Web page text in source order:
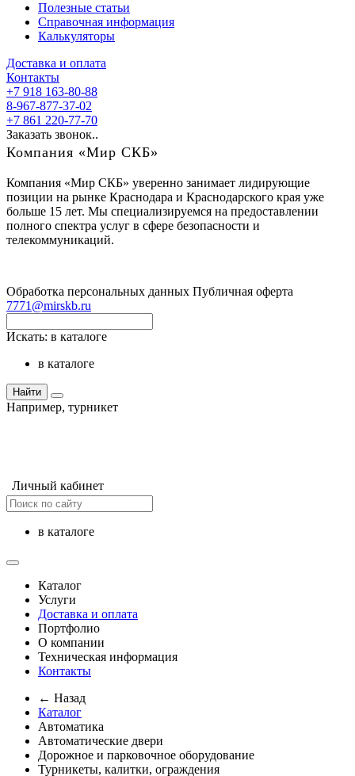
Полезные статьи
Справочная информация
Калькуляторы
Доставка и оплата
Контакты
+7 918 163-80-88
8-967-877-37-02
+7 861 220-77-70
Заказать звонок..
Компания «Мир СКБ»
Компания «Мир СКБ» уверенно занимает лидирующие
позиции на рынке Краснодара и Краснодарского края уже
больше 15 лет. Мы специализируемся на предоставлении
полного спектра услуг в сфере безопасности и
телекоммуникаций.
Обработка персональных данных Публичная оферта
7771@mirskb.ru
Искать: в каталоге
в каталоге
Найти
Например, турникет
Личный кабинет
в каталоге
Каталог
Услуги
Доставка и оплата
Портфолио
О компании
Техническая информация
Контакты
← Назад
Каталог
Автоматика
Автоматические двери
Дорожное и парковочное оборудование
Турникеты, калитки, ограждения